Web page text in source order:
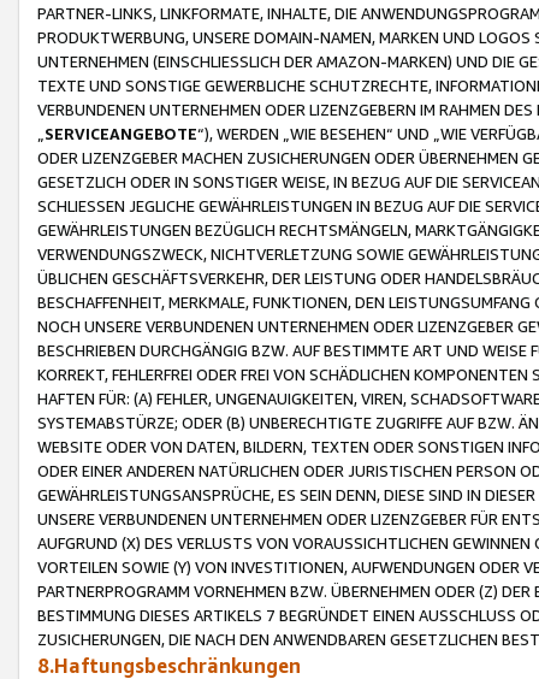
PARTNER-LINKS, LINKFORMATE, INHALTE, DIE
PRODUKTWERBUNG, UNSERE DOMAIN-NAMEN, MARKEN UND
UNTERNEHMEN (EINSCHLIESSLICH DER AMAZON-MARKEN) UND DIE
TEXTE UND SONSTIGE GEWERBLICHE SCHUTZRECHTE,
VERBUNDENEN UNTERNEHMEN ODER LIZENZGEBERN IM RAHMEN
SERVICEANGEBOTE“), WERDEN „WIE BESEHEN“ UND „WIE
ODER LIZENZGEBER MACHEN ZUSICHERUNGEN ODER ÜBERNEHMEN
GESETZLICH ODER IN SONSTIGER WEISE, IN BEZUG AUF DIE
SCHLIESSEN JEGLICHE GEWÄHRLEISTUNGEN IN BEZUG AUF DIE
GEWÄHRLEISTUNGEN BEZÜGLICH RECHTSMÄNGELN,
VERWENDUNGSZWECK, NICHTVERLETZUNG SOWIE
ÜBLICHEN GESCHÄFTSVERKEHR, DER LEISTUNG ODER
BESCHAFFENHEIT, MERKMALE, FUNKTIONEN, DEN
NOCH UNSERE VERBUNDENEN UNTERNEHMEN ODER LIZENZGEBER
BESCHRIEBEN DURCHGÄNGIG BZW. AUF BESTIMMTE ART UND
KORREKT, FEHLERFREI ODER FREI VON SCHÄDLICHEN
HAFTEN FÜR: (A) FEHLER, UNGENAUIGKEITEN, VIREN,
SYSTEMABSTÜRZE; ODER (B) UNBERECHTIGTE ZUGRIFFE AUF BZW.
WEBSITE ODER VON DATEN, BILDERN, TEXTEN ODER SONSTIGEN
ODER EINER ANDEREN NATÜRLICHEN ODER JURISTISCHEN PERSON
GEWÄHRLEISTUNGSANSPRÜCHE, ES SEIN DENN, DIESE SIND IN
UNSERE VERBUNDENEN UNTERNEHMEN ODER LIZENZGEBER FÜR
AUFGRUND (X) DES VERLUSTS VON VORAUSSICHTLICHEN
VORTEILEN SOWIE (Y) VON INVESTITIONEN, AUFWENDUNGEN ODER
PARTNERPROGRAMM VORNEHMEN BZW. ÜBERNEHMEN ODER (Z)
BESTIMMUNG DIESES ARTIKELS 7 BEGRÜNDET EINEN AUSSCHLUSS
ZUSICHERUNGEN, DIE NACH DEN ANWENDBAREN GESETZLICHEN
8.Haftungsbeschränkungen